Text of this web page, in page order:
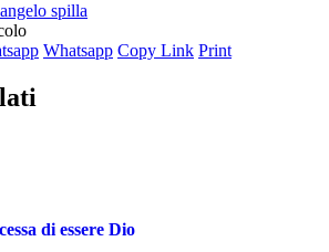
spilla
Whatsapp Copy Link Print
di essere Dio